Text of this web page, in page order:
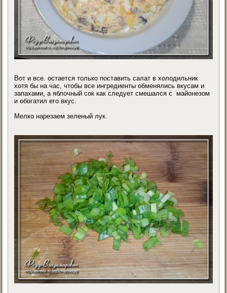
Вот и все. остается только поставить салат в холодильник
хотя бы на час, чтобы все ингредиенты обменялись вкусам и
запахами, а яблочный сок как следует смешался с майонезом
и обогатил его вкус.
Мелко нарезаем зеленый лук.